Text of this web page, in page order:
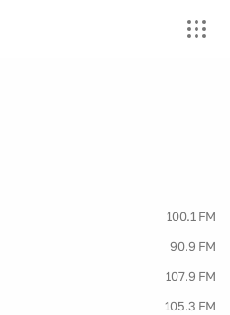
100.1 FM
90.9 FM
107.9 FM
105.3 FM